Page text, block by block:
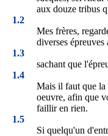
aux douze tribus
1.2
Mes frères,
diverses
1.3
sachant que
1.4
Mais il faut que la
oeuvre, afin que
faillir en rien.
1.5
Si quelqu'un